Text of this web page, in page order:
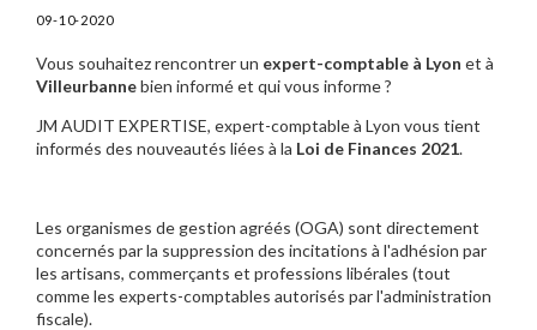
09-10-2020
Vous souhaitez rencontrer un expert-comptable à Lyon et à
Villeurbannebien informé et qui vous informe ?
JM AUDIT EXPERTISE, expert-comptable à Lyon vous tient
informés des nouveautés liées à la Loi de Finances 2021.
Les organismes de gestion agréés (OGA) sont directement
concernés par la suppression des incitations à l'adhésion par
les artisans, commerçants et professions libérales (tout
comme les experts-comptables autorisés par l'administration
fiscale).